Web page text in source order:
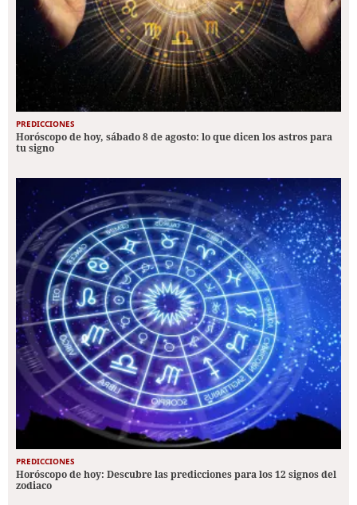
PREDICCIONES
Horóscopo de hoy, sábado 8 de agosto: lo que dicen los astros para
tu signo
PREDICCIONES
Horóscopo de hoy: Descubre las predicciones para los 12 signos del
zodiaco